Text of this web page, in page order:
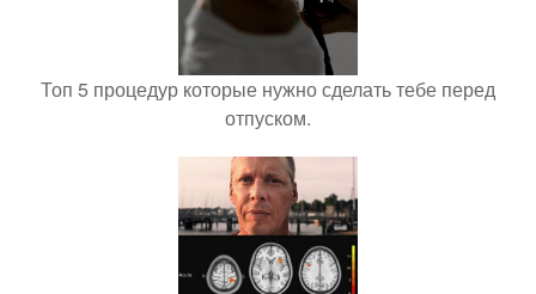
Топ 5 процедур которые нужно сделать тебе перед
отпуском.